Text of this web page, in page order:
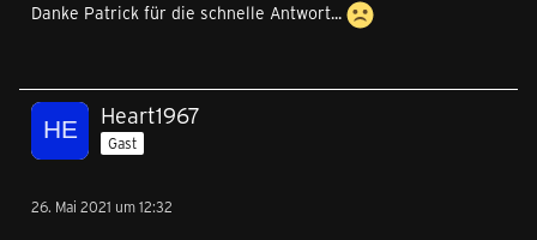
Danke Patrick für die schnelle Antwort...
Heart1967
Gast
26. Mai 2021 um 12:32